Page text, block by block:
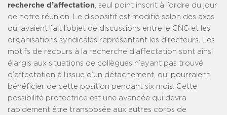
recherche d’affectation , seul point inscrit à l’ordre du jour
de notre réunion. Le dispositif est modifié selon des axes
qui avaient fait l’objet de discussions entre le CNG et les
organisations syndicales représentant les directeurs. Les
motifs de recours à la recherche d’affectation sont ainsi
élargis aux situations de collègues n’ayant pas trouvé
d’affectation à l’issue d’un détachement, qui pourraient
bénéficier de cette position pendant six mois. Cette
possibilité protectrice est une avancée qui devra
rapidement être transposée aux autres corps de